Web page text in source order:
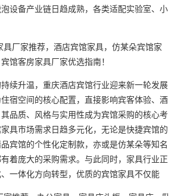
设备产业链日趋成熟，各类适配实验室、小
厂家推荐，酒店宾馆家具，仿某朵宾馆家
馆客房家具厂家优选指南！
升温，重庆酒店宾馆行业迎来新一轮发展
宿空间的核心配置，直接影响宾客体验、酒
品质、风格与实用性成为宾馆采购的核心考
具市场需求日趋多元化，无论是快捷宾馆的
宾馆的个性化定制款，亦或是仿某朵等知名
着庞大的采购需求。与此同时，家具行业正
一体化方向转型，优质的宾馆家具不仅能